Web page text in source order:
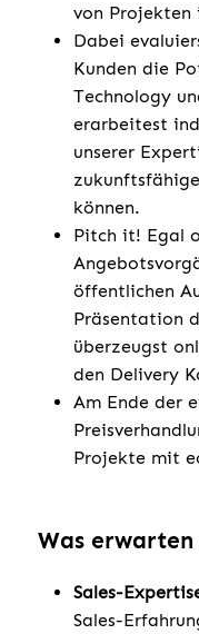
von Projekten
Dabei
Kunden die
Technology
erarbeitest
unserer
können.
Pitch it! Egal
öffentlichen
Präsentation
überzeugst
den Delivery
Am Ende der
Projekte mit
Was
Sales-
Sales-